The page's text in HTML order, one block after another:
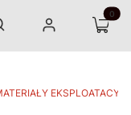
wyszukiwarkę
Zaloguj się Koszyk